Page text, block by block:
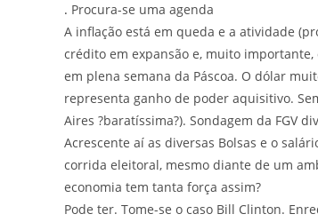
. Procura-se uma agenda
A inflação está em queda e a atividade
crédito em expansão e, muito
em plena semana da Páscoa. O dólar
representa ganho de poder aquisitivo.
Aires ?baratíssima?). Sondagem da
Acrescente aí as diversas Bolsas e o
corrida eleitoral, mesmo diante de um
economia tem tanta força assim?
Pode ter. Tome-se o caso Bill Clinton.